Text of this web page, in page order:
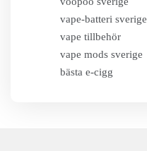
vape-batteri sverige
vape tillbehör
vape mods sverige
bästa e-cigg